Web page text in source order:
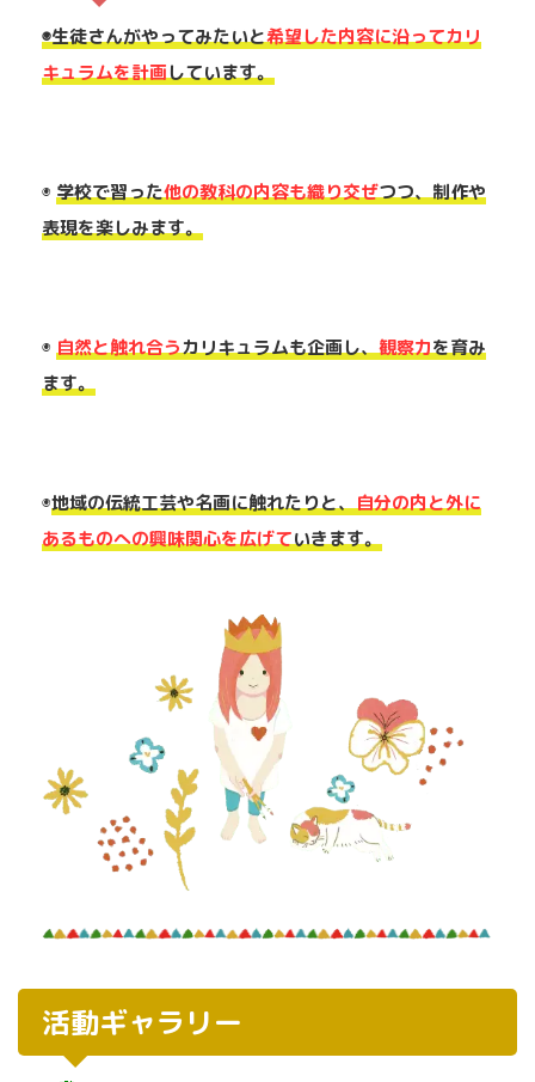
◉生徒さんがやってみたいと希望した内容に沿ってカリ
キュラムを計画しています。
◉ 学校で習った他の教科の内容も織り交ぜつつ、制作や
表現を楽しみます。
◉ 自然と触れ合うカリキュラムも企画し、観察力を育み
ます。
◉地域の伝統工芸や名画に触れたりと、自分の内と外に
あるものへの興味関心を広げていきます。
活動ギャラリー